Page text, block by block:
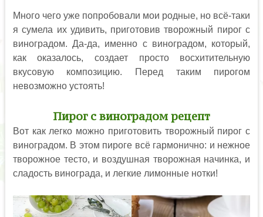
Много чего уже попробовали мои родные, но всё-таки
я сумела их удивить, приготовив творожный пирог с
виноградом. Да-да, именно с виноградом, который,
как оказалось, создает просто восхитительную
вкусовую композицию. Перед таким пирогом
невозможно устоять!
Пирог с виноградом рецепт
Вот как легко можно приготовить творожный пирог с
виноградом. В этом пироге всё гармонично: и нежное
творожное тесто, и воздушная творожная начинка, и
сладость винограда, и легкие лимонные нотки!